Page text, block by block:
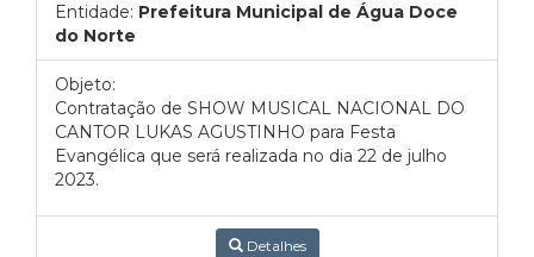
Entidade: Prefeitura Municipal de Água Doce
do Norte
Objeto:
Contratação de SHOW MUSICAL NACIONAL DO
CANTOR LUKAS AGUSTINHO para Festa
Evangélica que será realizada no dia 22 de julho
2023.
Detalhes